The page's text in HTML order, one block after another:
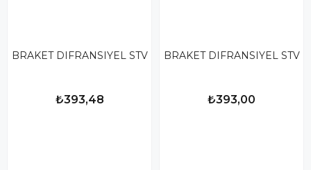
BRAKET DIFRANSIYEL STV
₺393,48
BRAKET DIFRANSIYEL STV
₺393,00